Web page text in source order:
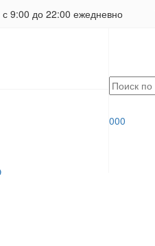
с 9:00 до 22:00 ежедневно
000